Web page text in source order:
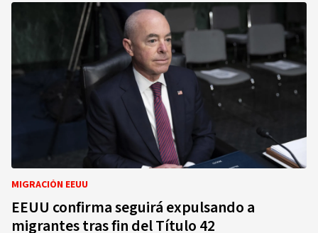
MIGRACIÓN EEUU
EEUU confirma seguirá expulsando a
migrantes tras fin del Título 42